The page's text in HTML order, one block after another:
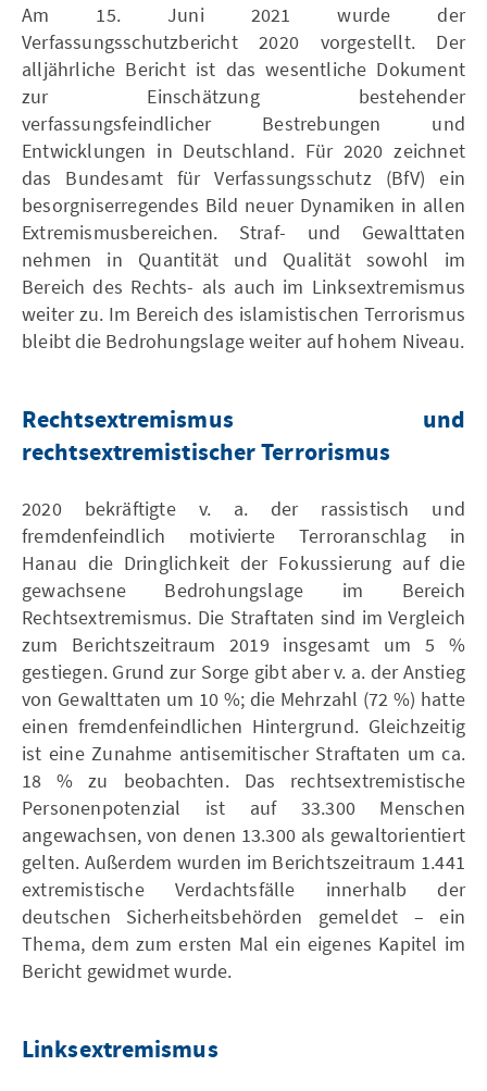
Am 15. Juni 2021 wurde der
Verfassungsschutzbericht 2020 vorgestellt. Der
alljährliche Bericht ist das wesentliche Dokument
zur Einschätzung bestehender
verfassungsfeindlicher Bestrebungen und
Entwicklungen in Deutschland. Für 2020 zeichnet
das Bundesamt für Verfassungsschutz (BfV) ein
besorgniserregendes Bild neuer Dynamiken in allen
Extremismusbereichen. Straf- und Gewalttaten
nehmen in Quantität und Qualität sowohl im
Bereich des Rechts- als auch im Linksextremismus
weiter zu. Im Bereich des islamistischen Terrorismus
bleibt die Bedrohungslage weiter auf hohem Niveau.
Rechtsextremismus und
rechtsextremistischer Terrorismus
2020 bekräftigte v. a. der rassistisch und
fremdenfeindlich motivierte Terroranschlag in
Hanau die Dringlichkeit der Fokussierung auf die
gewachsene Bedrohungslage im Bereich
Rechtsextremismus. Die Straftaten sind im Vergleich
zum Berichtszeitraum 2019 insgesamt um 5 %
gestiegen. Grund zur Sorge gibt aber v. a. der Anstieg
von Gewalttaten um 10 %; die Mehrzahl (72 %) hatte
einen fremdenfeindlichen Hintergrund. Gleichzeitig
ist eine Zunahme antisemitischer Straftaten um ca.
18 % zu beobachten. Das rechtsextremistische
Personenpotenzial ist auf 33.300 Menschen
angewachsen, von denen 13.300 als gewaltorientiert
gelten. Außerdem wurden im Berichtszeitraum 1.441
extremistische Verdachtsfälle innerhalb der
deutschen Sicherheitsbehörden gemeldet – ein
Thema, dem zum ersten Mal ein eigenes Kapitel im
Bericht gewidmet wurde.
Linksextremismus